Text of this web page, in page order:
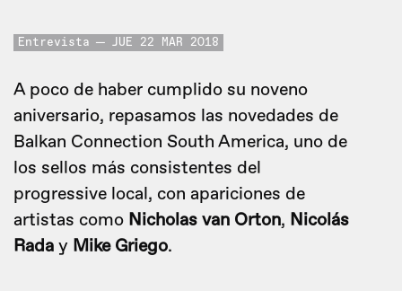
Entrevista JUE 22 MAR 2018
A poco de haber cumplido su noveno
aniversario, repasamos las novedades de
Balkan Connection South America, uno de
los sellos más consistentes del
progressive local, con apariciones de
artistas como Nicholas van Orton, Nicolás
Rada y Mike Griego.